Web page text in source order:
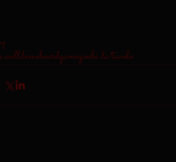
walldemoboardgamegiochi da tavolo